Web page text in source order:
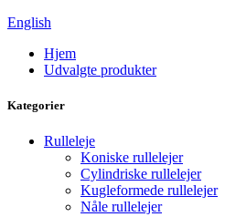
English
Hjem
Udvalgte produkter
Kategorier
Rulleleje
Koniske rullelejer
Cylindriske rullelejer
Kugleformede rullelejer
Nåle rullelejer